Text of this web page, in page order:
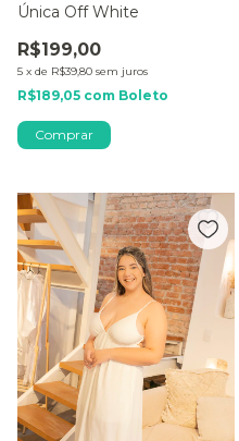
Única Off White
R$199,00
5 x de R$39,80 sem juros
R$189,05 com Boleto
Comprar